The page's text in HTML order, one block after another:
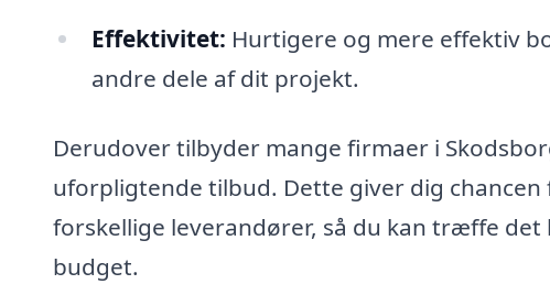
Effektivitet: Hurtigere og mere effektiv
andre dele af dit projekt.
Derudover tilbyder mange firmaer i
uforpligtende tilbud. Dette giver dig
forskellige leverandører, så du kan træffe
budget.